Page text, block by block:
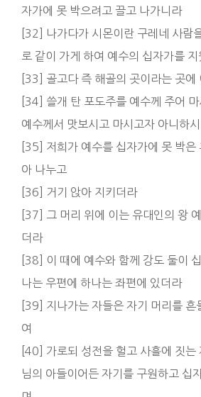
자가에 못 박으려고 끌고 나가니라
[32] 나가다가 시몬이란 구레네 사람
로 같이 가게 하여 예수의 십자가를 지
[33] 골고다 즉 해골의 곳이라는 곳에
[34] 쓸개 탄 포도주를 예수께 주어 마
예수께서 맛보시고 마시고자 아니하
[35] 저희가 예수를 십자가에 못 박은
아 나누고
[36] 거기 앉아 지키더라
[37] 그 머리 위에 이는 유대인의 왕
더라
[38] 이 때에 예수와 함께 강도 둘이
나는 우편에 하나는 좌편에 있더라
[39] 지나가는 자들은 자기 머리를 흔
여
[40] 가로되 성전을 헐고 사흘에 짓는
님의 아들이어든 자기를 구원하고 십